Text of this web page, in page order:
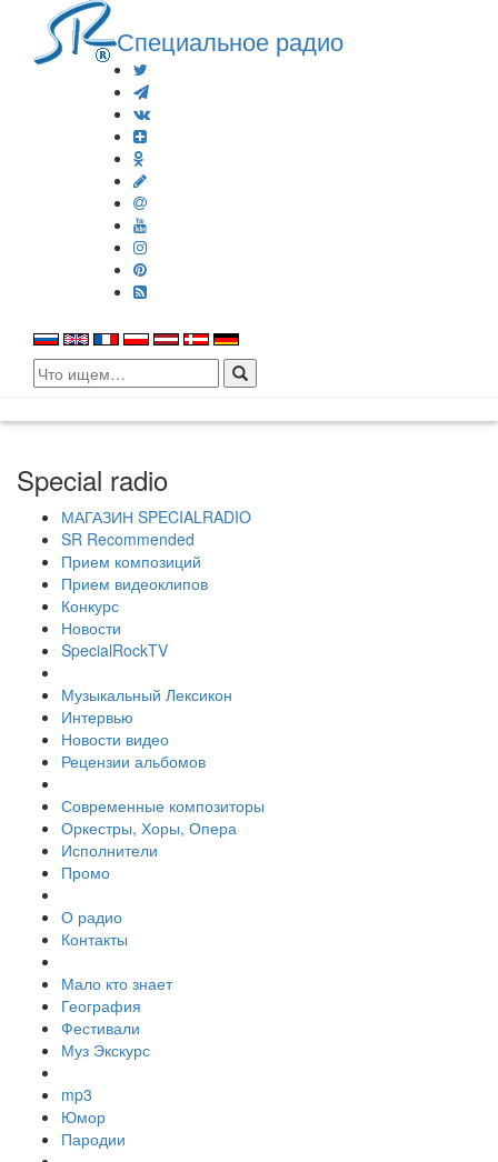
Специальное радио
Search
for:
Special radio
МАГАЗИН SPECIALRADIO
SR Recommended
Прием композиций
Прием видеоклипов
Конкурс
Новости
SpecialRockTV
Музыкальный Лексикон
Интервью
Новости видео
Рецензии альбомов
Современные композиторы
Оркестры, Хоры, Опера
Исполнители
Промо
О радио
Контакты
Мало кто знает
География
Фестивали
Муз Экскурс
mp3
Юмор
Пародии